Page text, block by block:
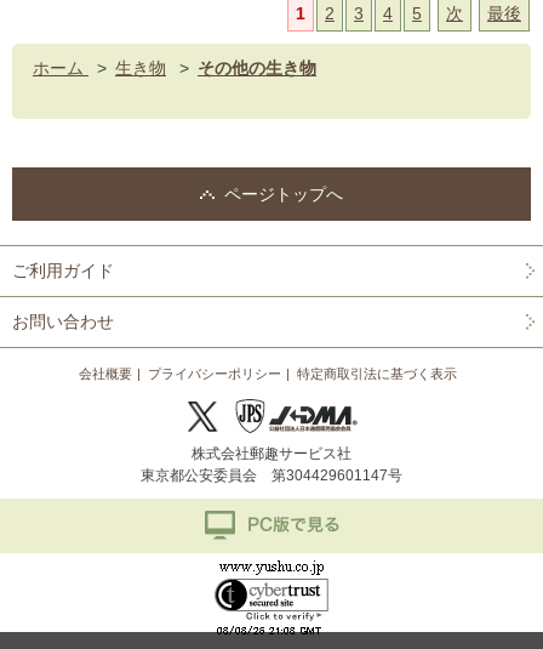
1
2 3 4 5 次 最後
ホーム > 生き物 > その他の生き物
ページトップへ
ご利用ガイド
お問い合わせ
会社概要 プライバシーポリシー 特定商取引法に基づく表示
株式会社郵趣サービス社
東京都公安委員会 第304429601147号